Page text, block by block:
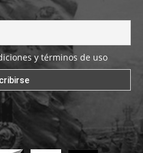
y términos de uso